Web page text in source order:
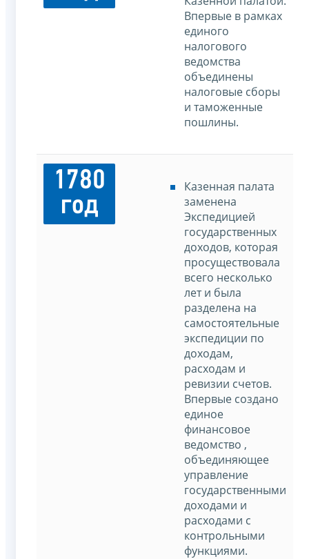
Впервые в рамках
единого
налогового
ведомства
объединены
налоговые сборы
и таможенные
пошлины.
1780
год
Казенная палата
заменена
Экспедицией
государственных
доходов, которая
просуществовала
всего несколько
лет и была
разделена на
самостоятельные
экспедиции по
доходам,
расходам и
ревизии счетов.
Впервые создано
единое
финансовое
ведомство ,
объединяющее
управление
государственными
доходами и
расходами с
контрольными
функциями.